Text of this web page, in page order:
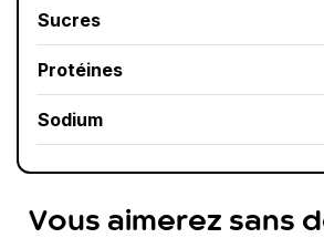
Sucres
Protéines
Sodium
Vous aimerez sans